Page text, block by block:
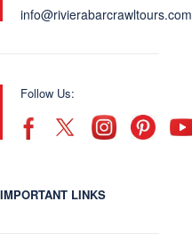
info@rivierabarcrawltours.com
Follow Us:
IMPORTANT LINKS